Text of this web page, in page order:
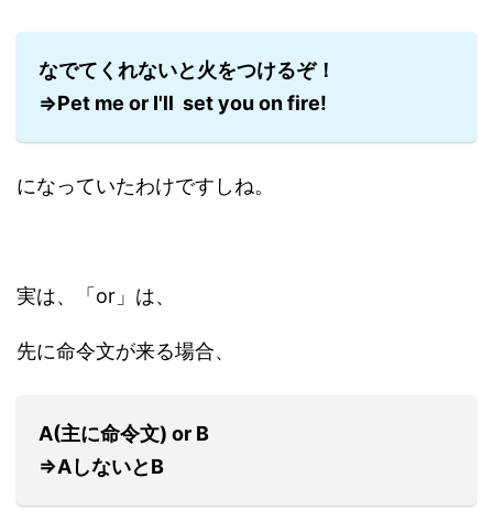
なでてくれないと火をつけるぞ！
⇒Pet me or I'll set you on fire!
になっていたわけですしね。
実は、「or」は、
先に命令文が来る場合、
A(主に命令文) or B
⇒AしないとB